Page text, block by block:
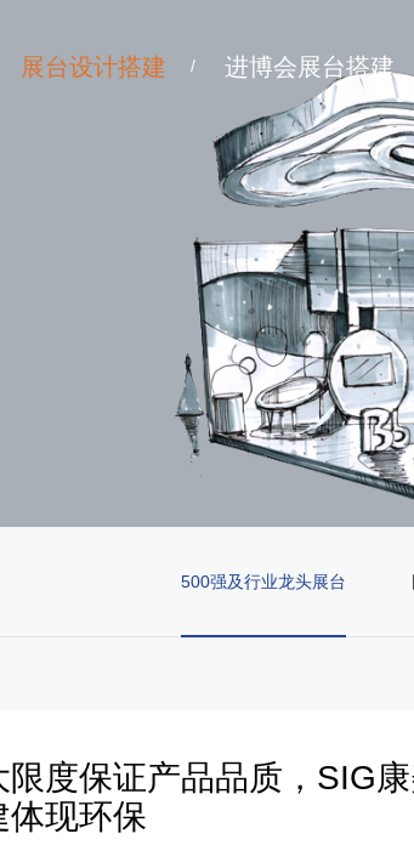
展台设计搭建 / 进博会展台搭建
500强及行业龙头展台
限度保证产品品质，SIG
体现环保